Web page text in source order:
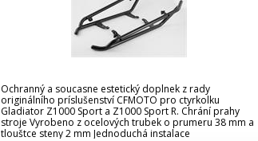
Ochranný a soucasne estetický doplnek z rady
originálního príslušenství CFMOTO pro ctyrkolku
Gladiator Z1000 Sport a Z1000 Sport R. Chrání prahy
stroje Vyrobeno z ocelových trubek o prumeru 38 mm a
tlouštce steny 2 mm Jednoduchá instalace